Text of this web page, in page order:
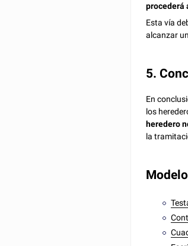
procederá
Esta vía
alcanzar
5.
En
los
heredero
la